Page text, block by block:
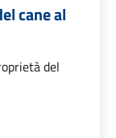
cane al
del